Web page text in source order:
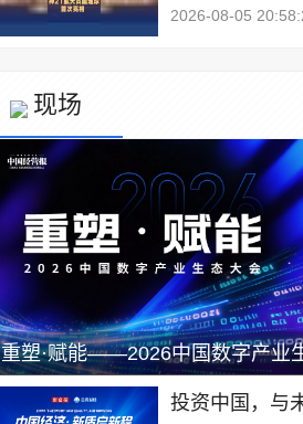
2026-08-05
现场
重塑·赋能——2026中国数字产业
投资中国，与